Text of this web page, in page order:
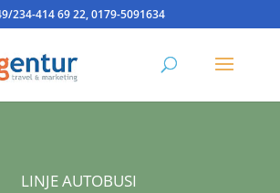
234-414 69 22, 0179-5091634
LINJE AUTOBUSI